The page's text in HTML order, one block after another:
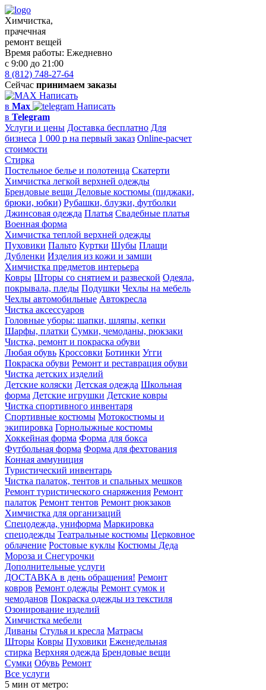
Химчистка,
прачечная
ремонт вещей
Время работы: Ежедневно
с 9:00 до 21:00
8 (812) 748-27-64
Сейчас принимаем заказы
Написать
в Max
Написать
в Telegram
Услуги и цены Доставка бесплатно Для
бизнеса 1 000 р на первый заказ Online-расчет
стоимости
Стирка
Постельное белье и полотенца Скатерти
Химчистка легкой верхней одежды
Брендовые вещи Деловые костюмы (пиджаки,
брюки, юбки) Рубашки, блузки, футболки
Джинсовая одежда Платья Свадебные платья
Военная форма
Химчистка теплой верхней одежды
Пуховики Пальто Куртки Шубы Плащи
Дубленки Изделия из кожи и замши
Химчистка предметов интерьера
Ковры Шторы со снятием и развеской Одеяла,
покрывала, пледы Подушки Чехлы на мебель
Чехлы автомобильные Автокресла
Чистка аксессуаров
Головные уборы: шапки, шляпы, кепки
Шарфы, платки Сумки, чемоданы, рюкзаки
Чистка, ремонт и покраска обуви
Любая обувь Кроссовки Ботинки Угги
Покраска обуви Ремонт и реставрация обуви
Чистка детских изделий
Детские коляски Детская одежда Школьная
форма Детские игрушки Детские ковры
Чистка спортивного инвентаря
Спортивные костюмы Мотокостюмы и
экипировка Горнолыжные костюмы
Хоккейная форма Форма для бокса
Футбольная форма Форма для фехтования
Конная аммуниция
Туристический инвентарь
Чистка палаток, тентов и спальных мешков
Ремонт туристического снаряжения Ремонт
палаток Ремонт тентов Ремонт рюкзаков
Химчистка для организаций
Спецодежда, униформа Маркировка
спецодежды Театральные костюмы Церковное
облачение Ростовые куклы Костюмы Деда
Мороза и Снегурочки
Дополнительные услуги
ДОСТАВКА в день обращения! Ремонт
ковров Ремонт одежды Ремонт сумок и
чемоданов Покраска одежды из текстиля
Озонирование изделий
Химчистка мебели
Диваны Стулья и кресла Матрасы
Шторы Ковры Пуховики Еженедельная
стирка Верхняя одежда Брендовые вещи
Сумки Обувь Ремонт
Все услуги
5 мин от метро: